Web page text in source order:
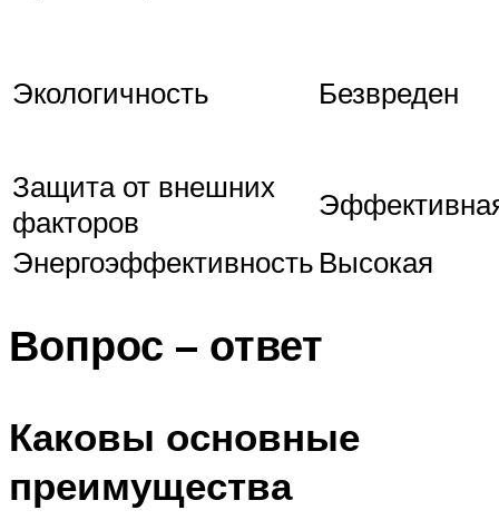
Экологичность Безвреден
Защита от внешних
факторов
Энергоэффективность Высокая
Вопрос – ответ
Каковы основные
преимущества